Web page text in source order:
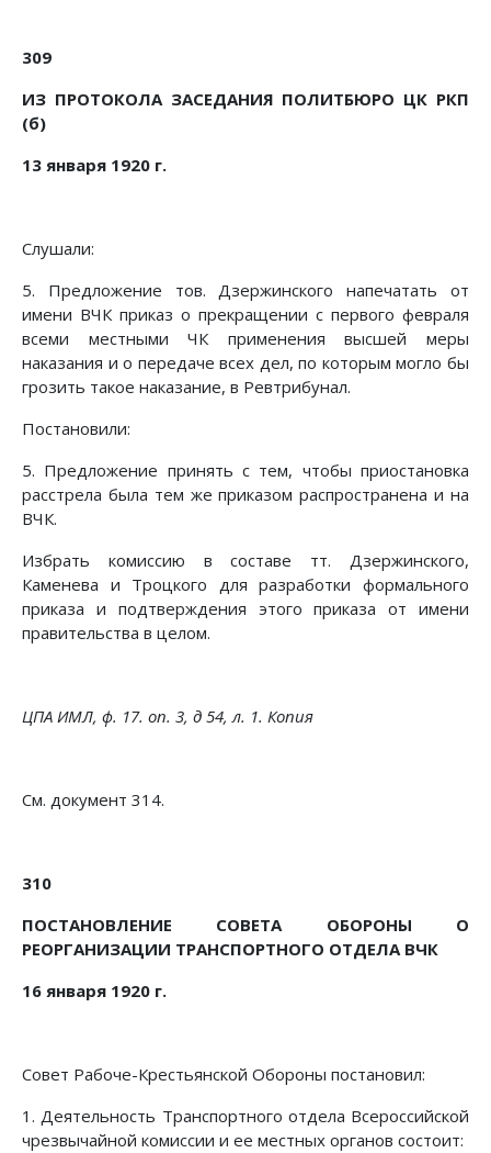
309
ИЗ ПРОТОКОЛА ЗАСЕДАНИЯ ПОЛИТБЮРО ЦК РКП
(б)
13 января 1920 г.
Слушали:
5. Предложение тов. Дзержинского напечатать от
имени ВЧК приказ о прекращении с первого февраля
всеми местными ЧК применения высшей меры
наказания и о передаче всех дел, по которым могло бы
грозить такое наказание, в Ревтрибунал.
Постановили:
5. Предложение принять с тем, чтобы приостановка
расстрела была тем же приказом распространена и на
ВЧК.
Избрать комиссию в составе тт. Дзержинского,
Каменева и Троцкого для разработки формального
приказа и подтверждения этого приказа от имени
правительства в целом.
ЦПА ИМЛ, ф. 17. on. 3, д 54, л. 1. Копия
См. документ 314.
310
ПОСТАНОВЛЕНИЕ СОВЕТА ОБОРОНЫ О
РЕОРГАНИЗАЦИИ ТРАНСПОРТНОГО ОТДЕЛА ВЧК
16 января 1920 г.
Совет Рабоче-Крестьянской Обороны постановил:
1. Деятельность Транспортного отдела Всероссийской
чрезвычайной комиссии и ее местных органов состоит: